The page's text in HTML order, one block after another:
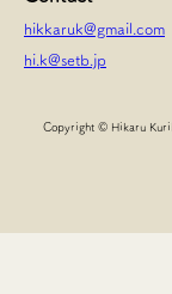
hikkaruk@gmail.com
hi.k@setb.jp
Copyright © Hikaru